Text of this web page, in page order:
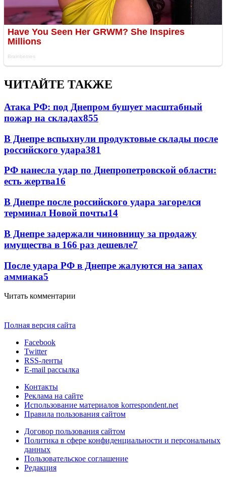
ЧИТАЙТЕ ТАКЖЕ
Атака РФ: под Днепром бушует масштабный
пожар на складах855
В Днепре вспыхнули продуктовые склады после
российского удара381
РФ нанесла удар по Днепропетровской области:
есть жертва16
В Днепре после российского удара загорелся
терминал Новой почты14
В Днепре задержали чиновницу за продажу
имущества в 166 раз дешевле7
После удара РФ в Днепре жалуются на запах
аммиака5
Читать комментарии
Полная версия сайта
Facebook
Twitter
RSS-ленты
E-mail рассылка
Контакты
Реклама на сайте
Использование материалов korrespondent.net
Правила пользования сайтом
Договор пользования сайтом
Политика в сфере конфиденциальности и персональных
данных
Пользовательское соглашение
Редакция